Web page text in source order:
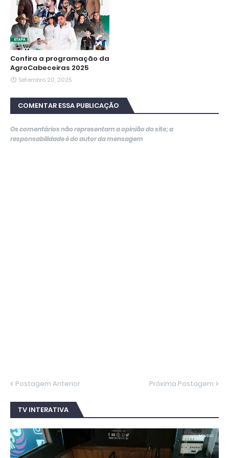
Confira a programação da
AgroCabeceiras 2025
Setembro 20, 2025
COMENTAR ESSA PUBLICAÇÃO
Os comentários não representam a opinião do site; a
responsabilidade é do autor da mensagem
Postagem Anterior Próxima Postagem
TV INTERATIVA